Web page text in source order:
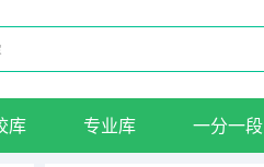
库 专业库 一分一段